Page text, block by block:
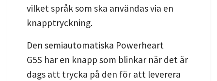
vilket språk som ska användas via en
knapptryckning.
Den semiautomatiska Powerheart
G5S har en knapp som blinkar när det är
dags att trycka på den för att leverera